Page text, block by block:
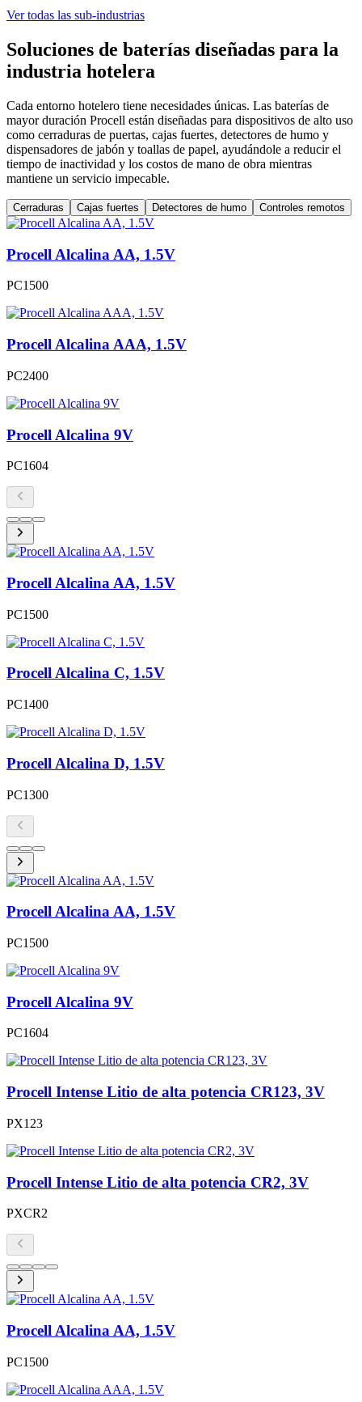
Ver todas las sub-industrias
Soluciones de baterías diseñadas para la
industria hotelera
Cada entorno hotelero tiene necesidades únicas. Las baterías de
mayor duración Procell están diseñadas para dispositivos de alto uso
como cerraduras de puertas, cajas fuertes, detectores de humo y
dispensadores de jabón y toallas de papel, ayudándole a reducir el
tiempo de inactividad y los costos de mano de obra mientras
mantiene un servicio impecable.
Cerraduras Cajas fuertes Detectores de humo Controles remotos
Procell Alcalina AA, 1.5V
PC1500
Procell Alcalina AAA, 1.5V
PC2400
Procell Alcalina 9V
PC1604
Procell Alcalina AA, 1.5V
PC1500
Procell Alcalina C, 1.5V
PC1400
Procell Alcalina D, 1.5V
PC1300
Procell Alcalina AA, 1.5V
PC1500
Procell Alcalina 9V
PC1604
Procell Intense Litio de alta potencia CR123, 3V
PX123
Procell Intense Litio de alta potencia CR2, 3V
PXCR2
Procell Alcalina AA, 1.5V
PC1500